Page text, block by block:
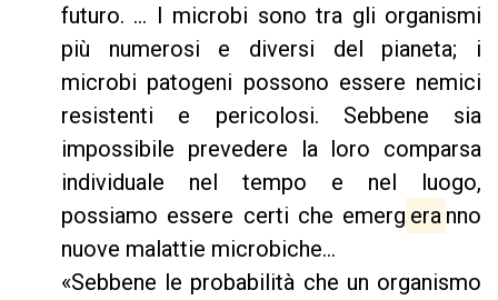
futuro. ... I microbi sono tra gli organismi
più numerosi e diversi del pianeta; i
microbi patogeni possono essere nemici
resistenti e pericolosi. Sebbene sia
impossibile prevedere la loro comparsa
individuale nel tempo e nel luogo,
possiamo essere certi che emerg era nno
nuove malattie microbiche...
«Sebbene le probabilità che un organismo